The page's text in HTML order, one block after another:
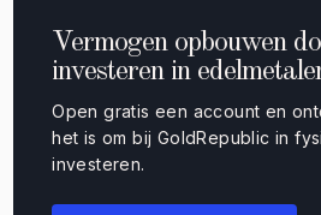
Vermogen opbouwen
investeren in
Open gratis een account en
het is om bij GoldRepublic in
investeren.